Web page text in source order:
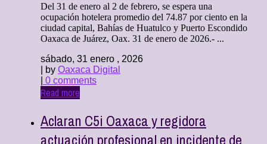
Del 31 de enero al 2 de febrero, se espera una
ocupación hotelera promedio del 74.87 por ciento en la
ciudad capital, Bahías de Huatulco y Puerto Escondido
Oaxaca de Juárez, Oax. 31 de enero de 2026.- ...
sábado, 31 enero , 2026
| by Oaxaca Digital
0 comments
Read more
Aclaran C5i Oaxaca y regidora
actuación profesional en incidente de